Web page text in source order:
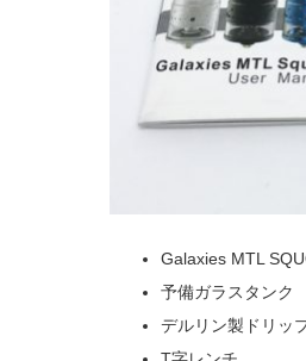
Galaxies MTL
予備ガラスタンク
デルリン製ドリッ